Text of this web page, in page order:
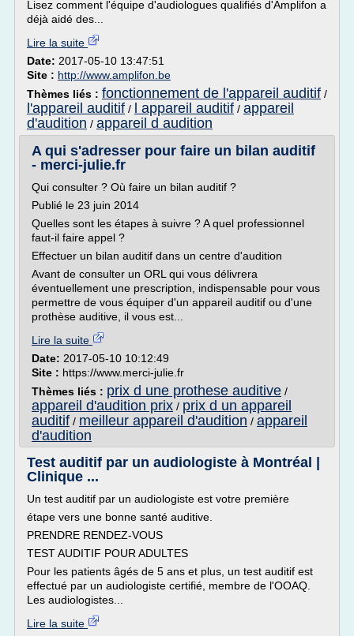
Lisez comment l'équipe d'audiologues qualifiés d'Amplifon a
déjà aidé des...
Lire la suite
Date: 2017-05-10 13:47:51
Site : http://www.amplifon.be
Thèmes liés : fonctionnement de l'appareil auditif /
l'appareil auditif / l appareil auditif / appareil
d'audition / appareil d audition
A qui s'adresser pour faire un bilan auditif
- merci-julie.fr
Qui consulter ? Où faire un bilan auditif ?
Publié le 23 juin 2014
Quelles sont les étapes à suivre ? A quel professionnel
faut-il faire appel ?
Effectuer un bilan auditif dans un centre d'audition
Avant de consulter un ORL qui vous délivrera
éventuellement une prescription, indispensable pour vous
permettre de vous équiper d'un appareil auditif ou d'une
prothèse auditive, il vous est...
Lire la suite
Date: 2017-05-10 10:12:49
Site : https://www.merci-julie.fr
Thèmes liés : prix d une prothese auditive /
appareil d'audition prix / prix d un appareil
auditif / meilleur appareil d'audition / appareil
d'audition
Test auditif par un audiologiste à Montréal |
Clinique ...
Un test auditif par un audiologiste est votre première
étape vers une bonne santé auditive.
PRENDRE RENDEZ-VOUS
TEST AUDITIF POUR ADULTES
Pour les patients âgés de 5 ans et plus, un test auditif est
effectué par un audiologiste certifié, membre de l'OOAQ.
Les audiologistes...
Lire la suite